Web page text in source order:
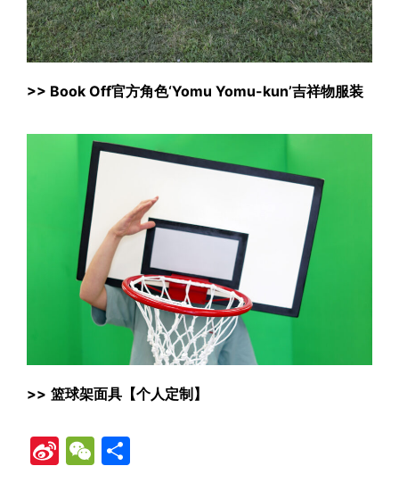
>> Book Off官方角色‘Yomu Yomu-kun’吉祥物服装
>> 篮球架面具【个人定制】
Si W